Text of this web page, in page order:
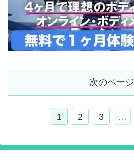
次のページ
1 2 3 …